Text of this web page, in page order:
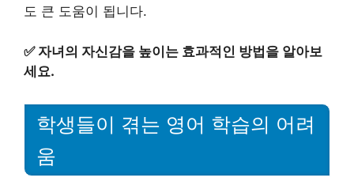
도 큰 도움이 됩니다.
✅ 자녀의 자신감을 높이는 효과적인 방법을 알아보
세요.
학생들이 겪는 영어 학습의 어려
움